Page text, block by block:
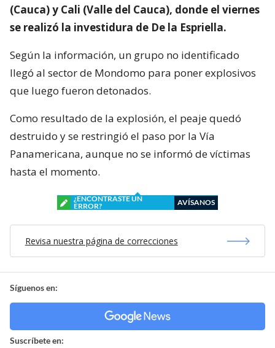
(Cauca) y Cali (Valle del Cauca), donde el viernes
se realizó la investidura de De la Espriella.
Según la información, un grupo no identificado
llegó al sector de Mondomo para poner explosivos
que luego fueron detonados.
Como resultado de la explosión, el peaje quedó
destruido y se restringió el paso por la Vía
Panamericana, aunque no se informó de víctimas
hasta el momento.
¿ENCONTRASTE UN
ERROR?
AVÍSANOS
Revisa nuestra página de correcciones
Síguenos en:
Suscríbete en: